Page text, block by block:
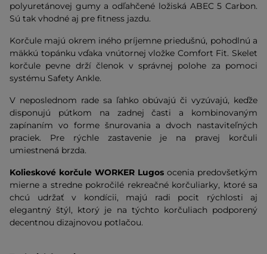
polyuretánovej gumy a odľahčené ložiská ABEC 5 Carbon.
Sú tak vhodné aj pre fitness jazdu.
Korčule majú okrem iného príjemne priedušnú, pohodlnú a
mäkkú topánku vďaka vnútornej vložke Comfort Fit. Skelet
korčule pevne drží členok v správnej polohe za pomoci
systému Safety Ankle.
V neposlednom rade sa ľahko obúvajú či vyzúvajú, keďže
disponujú pútkom na zadnej časti a kombinovaným
zapínaním vo forme šnurovania a dvoch nastaviteľných
praciek. Pre rýchle zastavenie je na pravej korčuli
umiestnená brzda.
Kolieskové korčule WORKER Lugos ocenia predovšetkým
mierne a stredne pokročilé rekreačné korčuliarky, ktoré sa
chcú udržať v kondícii, majú radi pocit rýchlosti aj
elegantný štýl, ktorý je na týchto korčuliach podporený
decentnou dizajnovou potlačou.